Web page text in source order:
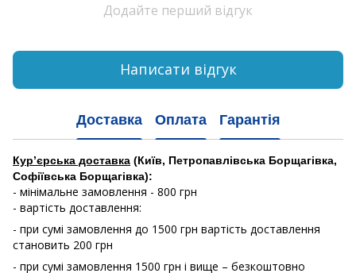
Додайте перший відгук
Написати відгук
Доставка Оплата Гарантія
Кур’єрська доставка (Київ, Петропавлівська Борщагівка,
Софіївська Борщагівка):
- мінімальне замовлення - 800 грн
- вартість доставлення:
- при сумі замовлення до 1500 грн вартість доставлення
становить 200 грн
- при сумі замовлення 1500 грн і вище – безкоштовно